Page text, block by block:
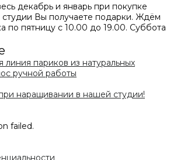
декабрь и январь при покупке
Вы получаете подарки. Ждём
по пятницу с 10.00 до 19.00. Суббота
линия париков из натуральных
ручной работы
наращивании в нашей студии!
failed.